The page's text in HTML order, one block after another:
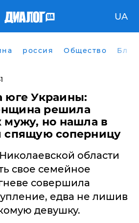
UA
россия Общество
юге Украины:
решила
мужу, но нашла в
спящую соперницу
области
свое семейное
совершила
едва не лишив
девушку.